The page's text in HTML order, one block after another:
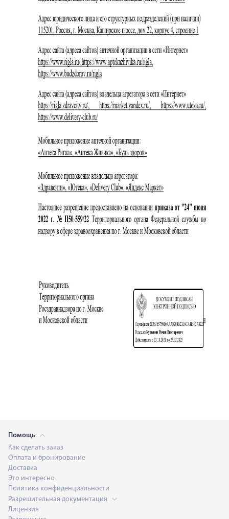
Помощь
Как сделать заказ
Оплата и бронирование
Доставка
Это интересно
Политика конфиденциальности
Разрешительная документация
Лицензия